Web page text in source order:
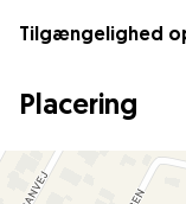
Tilgængelighed
Placering